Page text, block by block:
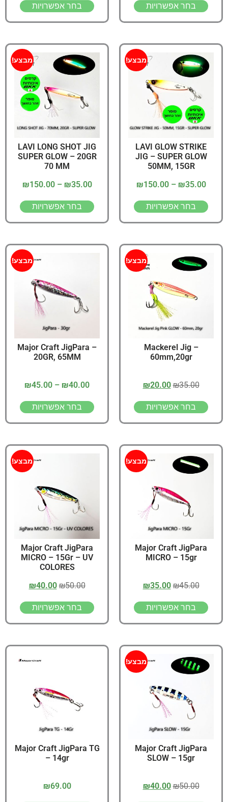
בחר אפשרויות בחר אפשרויות
מבצע!
LAVI GLOW STRIKE
JIG – SUPER GLOW
50MM, 15GR
₪35.00
–
₪150.00
בחר אפשרויות
מבצע!
LAVI LONG SHOT JIG
SUPER GLOW – 20GR
70 MM
₪35.00
–
₪150.00
בחר אפשרויות
מבצע!
Mackerel Jig –
60mm,20gr
₪35.00
₪20.00
בחר אפשרויות
מבצע!
Major Craft JigPara –
20GR, 65MM
₪40.00
–
₪45.00
בחר אפשרויות
מבצע!
Major Craft JigPara
MICRO – 15gr
₪45.00
₪35.00
בחר אפשרויות
מבצע!
Major Craft JigPara
MICRO – 15Gr – UV
COLORES
₪50.00
₪40.00
בחר אפשרויות
מבצע!
Major Craft JigPara
SLOW – 15gr
₪50.00
₪40.00
Major Craft JigPara TG
– 14gr
₪69.00